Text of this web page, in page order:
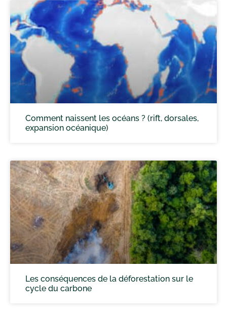
Comment naissent les océans ? (rift, dorsales,
expansion océanique)
Les conséquences de la déforestation sur le
cycle du carbone